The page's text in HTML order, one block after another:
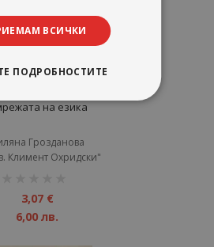
на езика
Грозданова
Климент Охридски"
3,07 €
6,00 лв.
ВСИЧКИ
ПОДРОБНОСТИТЕ